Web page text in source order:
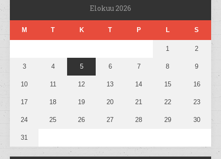
Elokuu 2026
M T K T P L S
1 2
3 4 5 6 7 8 9
10 11 12 13 14 15 16
17 18 19 20 21 22 23
24 25 26 27 28 29 30
31